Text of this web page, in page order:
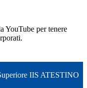
YouTube per tenere
IIS ATESTINO